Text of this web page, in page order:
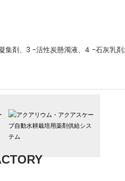
集剤、3 -活性炭懸濁液、4 -石灰乳剤;